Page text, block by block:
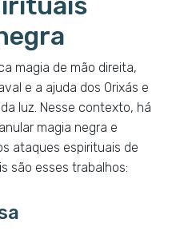
magia de mão direita,
e a ajuda dos Orixás e
luz. Nesse contexto, há
magia negra e
ataques espirituais de
são esses trabalhos: